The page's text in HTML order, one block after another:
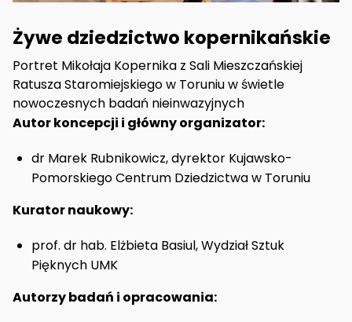
Żywe dziedzictwo kopernikańskie
Portret Mikołaja Kopernika z Sali Mieszczańskiej
Ratusza Staromiejskiego w Toruniu w świetle
nowoczesnych badań nieinwazyjnych
Autor koncepcji i główny organizator:
dr Marek Rubnikowicz, dyrektor Kujawsko-
Pomorskiego Centrum Dziedzictwa w Toruniu
Kurator naukowy:
prof. dr hab. Elżbieta Basiul, Wydział Sztuk
Pięknych UMK
Autorzy badań i opracowania: